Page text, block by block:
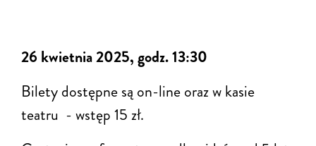
26 kwietnia 2025, godz. 13:30
Bilety dostępne są on-line oraz w kasie
teatru - wstęp 15 zł.